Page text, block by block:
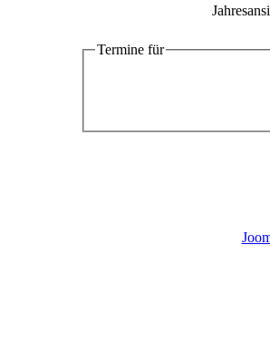
Termine für